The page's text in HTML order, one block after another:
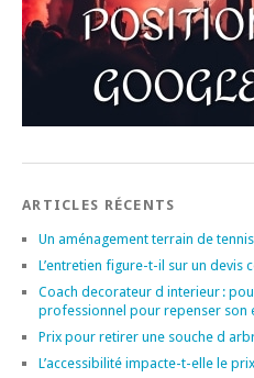
ARTICLES RÉCENTS
Un aménagement terrain de
L’entretien figure-t-il sur un devis
Coach decorateur d interieur :
professionnel pour repenser son
Prix pour retirer une souche d
L’accessibilité impacte-t-elle le